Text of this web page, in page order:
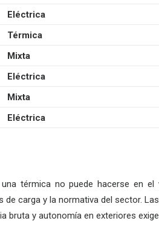
Eléctrica
Térmica
Mixta
Eléctrica
Mixta
Eléctrica
térmica no puede hacerse en el
carga y la normativa del sector.
bruta y autonomía en exteriores